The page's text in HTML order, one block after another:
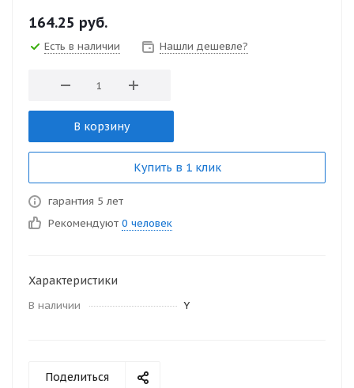
164.25 руб.
Есть в наличии Нашли дешевле?
В корзину
Купить в 1 клик
гарантия 5 лет
Рекомендуют 0 человек
Характеристики
В наличии Y
Поделиться